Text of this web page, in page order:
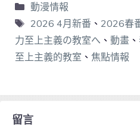
動漫情報
2026 4月新番 、 2026春
力至上主義の教室へ 、 動畫 、
至上主義的教室 、 焦點情報
留言